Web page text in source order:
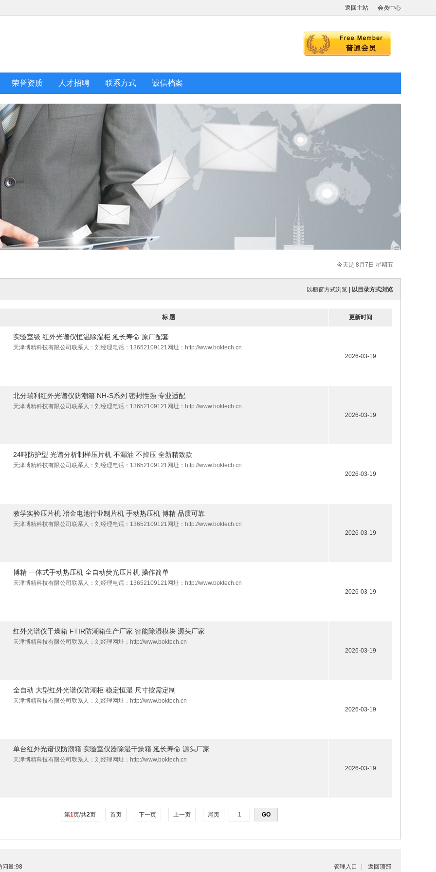
返回主站 会员中心
荣誉资质 人才招聘 联系方式 诚信档案
今天是 8月7日 星期五
以橱窗方式浏览 以目录方式浏览
标 题 更新时间
实验室级 红外光谱仪恒温除湿柜 延长寿命 原厂配套
天津博精科技有限公司联系人：刘经理电话：13652109121网址：http://www.boktech.cn
2026-03-19
北分瑞利红外光谱仪防潮箱 NH-S系列 密封性强 专业适配
天津博精科技有限公司联系人：刘经理电话：13652109121网址：http://www.boktech.cn
2026-03-19
24吨防护型 光谱分析制样压片机 不漏油 不掉压 全新精致款
天津博精科技有限公司联系人：刘经理电话：13652109121网址：http://www.boktech.cn
2026-03-19
教学实验压片机 冶金电池行业制片机 手动热压机 博精 品质可靠
天津博精科技有限公司联系人：刘经理电话：13652109121网址：http://www.boktech.cn
2026-03-19
博精 一体式手动热压机 全自动荧光压片机 操作简单
天津博精科技有限公司联系人：刘经理电话：13652109121网址：http://www.boktech.cn
2026-03-19
红外光谱仪干燥箱 FTIR防潮箱生产厂家 智能除湿模块 源头厂家
天津博精科技有限公司联系人：刘经理网址：http://www.boktech.cn
2026-03-19
全自动 大型红外光谱仪防潮柜 稳定恒湿 尺寸按需定制
天津博精科技有限公司联系人：刘经理网址：http://www.boktech.cn
2026-03-19
单台红外光谱仪防潮箱 实验室仪器除湿干燥箱 延长寿命 源头厂家
天津博精科技有限公司联系人：刘经理网址：http://www.boktech.cn
2026-03-19
第1页/共2页 首页 下一页 上一页 尾页
管理入口 返回顶部
量:98